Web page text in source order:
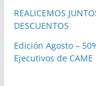
REALICEMOS
DESCUENTOS
Edición Agosto –
Ejecutivos de CAME